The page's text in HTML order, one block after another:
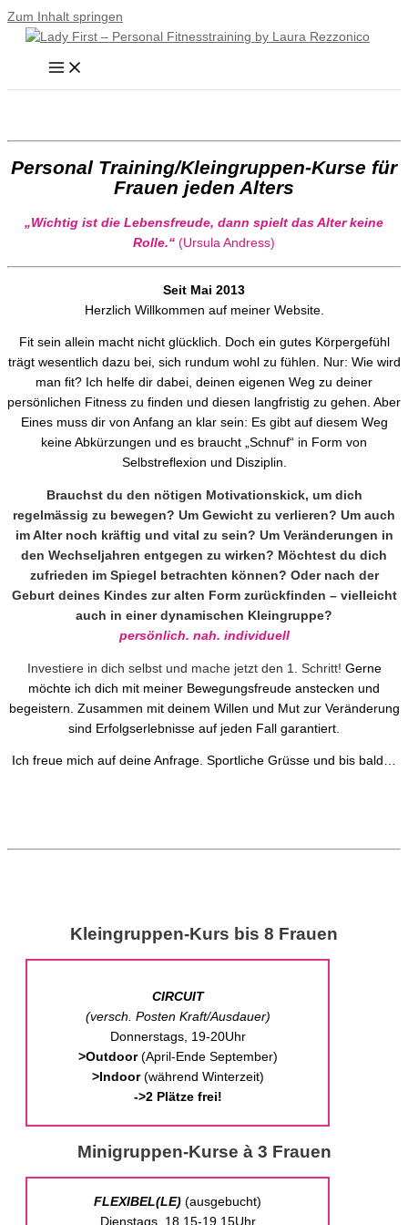
Zum Inhalt springen
Personal Training/Kleingruppen-Kurse für
Frauen jeden Alters
„Wichtig ist die Lebensfreude, dann spielt das Alter keine
Rolle.“ (Ursula Andress)
Seit Mai 2013
Herzlich Willkommen auf meiner Website.
Fit sein allein macht nicht glücklich. Doch ein gutes Körpergefühl
trägt wesentlich dazu bei, sich rundum wohl zu fühlen. Nur: Wie wird
man fit? Ich helfe dir dabei, deinen eigenen Weg zu deiner
persönlichen Fitness zu finden und diesen langfristig zu gehen. Aber
Eines muss dir von Anfang an klar sein: Es gibt auf diesem Weg
keine Abkürzungen und es braucht „Schnuf“ in Form von
Selbstreflexion und Disziplin.
Brauchst du den nötigen Motivationskick, um dich
regelmässig zu bewegen? Um Gewicht zu verlieren? Um auch
im Alter noch kräftig und vital zu sein? Um Veränderungen in
den Wechseljahren entgegen zu wirken? Möchtest du dich
zufrieden im Spiegel betrachten können? Oder nach der
Geburt deines Kindes zur alten Form zurückfinden – vielleicht
auch in einer dynamischen Kleingruppe?
persönlich. nah. individuell
Investiere in dich selbst und mache jetzt den 1. Schritt! Gerne
möchte ich dich mit meiner Bewegungsfreude anstecken und
begeistern. Zusammen mit deinem Willen und Mut zur Veränderung
sind Erfolgserlebnisse auf jeden Fall garantiert.
Ich freue mich auf deine Anfrage. Sportliche Grüsse und bis bald…
Kleingruppen-Kurs bis 8 Frauen
CIRCUIT
(versch. Posten Kraft/Ausdauer)
Donnerstags, 19-20Uhr
>Outdoor(April-Ende September)
>Indoor (während Winterzeit)
->2 Plätze frei!
Minigruppen-Kurse à 3 Frauen
FLEXIBEL(LE) (ausgebucht)
Dienstags, 18.15-19.15Uhr